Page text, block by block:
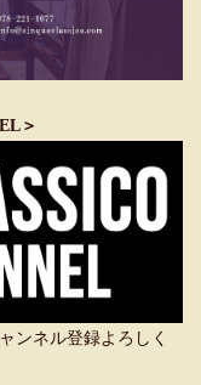
＞
ンネル登録よろしく